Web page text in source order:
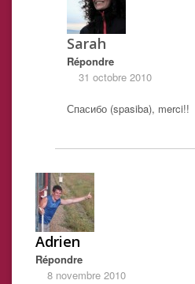
Sarah
Répondre
31 octobre 2010
Спасибо (spasiba), merci!!
Adrien
Répondre
8 novembre 2010